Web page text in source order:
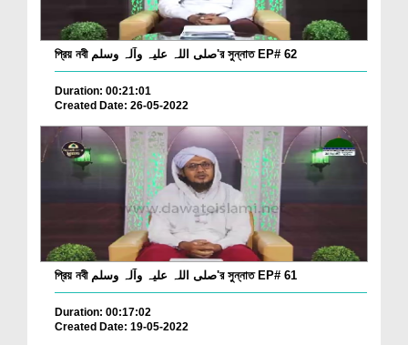
প্রিয় নবী صلی اللہ علیہ وآلہ وسلم'র সুন্নাত EP# 62
Duration: 00:21:01
Created Date: 26-05-2022
প্রিয় নবী صلی اللہ علیہ وآلہ وسلم'র সুন্নাত EP# 61
Duration: 00:17:02
Created Date: 19-05-2022